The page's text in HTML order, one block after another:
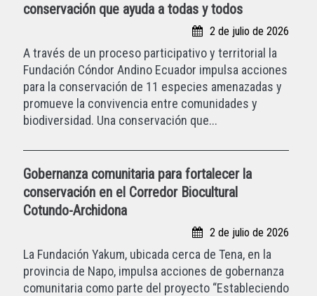
conservación que ayuda a todas y todos
2 de julio de 2026
A través de un proceso participativo y territorial la
Fundación Cóndor Andino Ecuador impulsa acciones
para la conservación de 11 especies amenazadas y
promueve la convivencia entre comunidades y
biodiversidad. Una conservación que...
Gobernanza comunitaria para fortalecer la
conservación en el Corredor Biocultural
Cotundo-Archidona
2 de julio de 2026
La Fundación Yakum, ubicada cerca de Tena, en la
provincia de Napo, impulsa acciones de gobernanza
comunitaria como parte del proyecto “Estableciendo